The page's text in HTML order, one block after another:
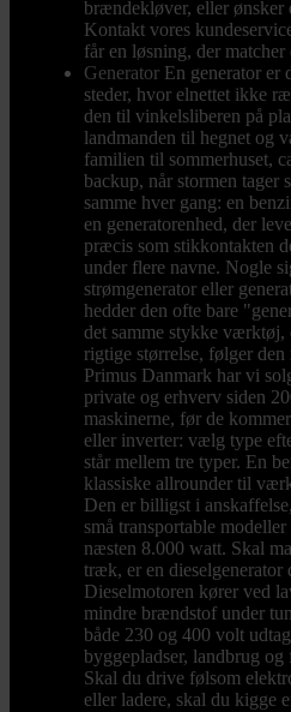
brændekløver, eller
Kontakt vores
får en løsning, der matcher
Generator En generator er
steder, hvor elnettet ikke
den til vinkelsliberen på
landmanden til hegnet og
familien til sommerhuset,
backup, når stormen tager
samme hver gang: en
en generatorenhed, der
præcis som stikkontakten
under flere navne. Nogle
strømgenerator eller
hedder den ofte bare
det samme stykke værktøj,
rigtige størrelse, følger
Primus Danmark har vi
private og erhverv siden
maskinerne, før de
eller inverter: vælg type
står mellem tre typer. En
klassiske allrounder til
Den er billigst i
små transportable
næsten 8.000 watt. Skal
træk, er en dieselgenerator
Dieselmotoren kører ved
mindre brændstof under
både 230 og 400 volt
byggepladser, landbrug og
Skal du drive følsom
eller ladere, skal du kigge